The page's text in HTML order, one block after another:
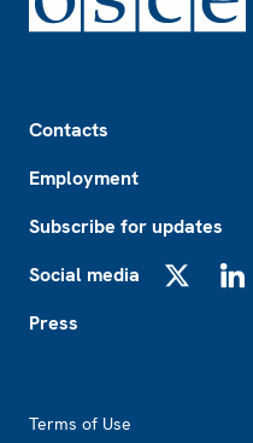
Contacts
Employment
Subscribe for updates
Social media
Press
Terms of Use